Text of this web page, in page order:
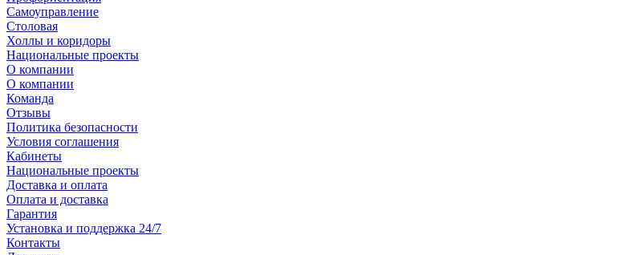
Самоуправление
Столовая
Холлы и коридоры
Национальные проекты
О компании
О компании
Команда
Отзывы
Политика безопасности
Условия соглашения
Кабинеты
Национальные проекты
Доставка и оплата
Оплата и доставка
Гарантия
Установка и поддержка 24/7
Контакты